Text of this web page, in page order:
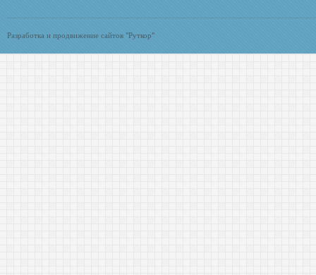
Разработка и продвижение сайтов "Руткор"